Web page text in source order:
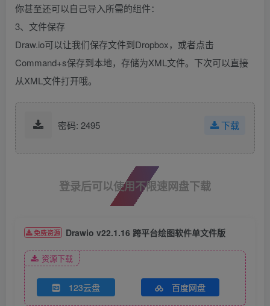
你甚至还可以自己导入所需的组件：
3、文件保存
Draw.io可以让我们保存文件到Dropbox，或者点击
Command+s保存到本地，存储为XML文件。下次可以直接
从XML文件打开哦。
密码: 2495 下载
登录后可以使用不限速网盘下载
免费资源 Drawio v22.1.16 跨平台绘图软件单文件版
资源下载
123云盘 百度网盘